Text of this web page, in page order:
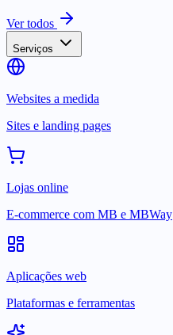
Ver todos
Serviços
Websites a medida
Sites e landing pages
Lojas online
E-commerce com MB e MBWay
Aplicações web
Plataformas e ferramentas